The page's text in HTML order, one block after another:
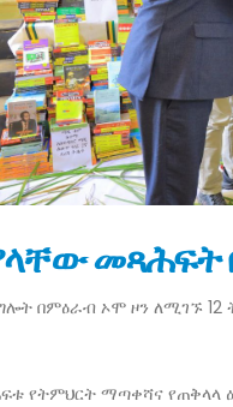
መጻሕፍት
በምዕራብ ኦሞ ዞን ለሚገኙ
የትምህርት ማጣቀሻና